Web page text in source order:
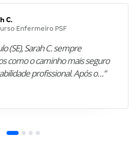
C.
Enfermeiro PSF
(SE), Sarah C. sempre
como o caminho mais seguro
profissional. Após o…”